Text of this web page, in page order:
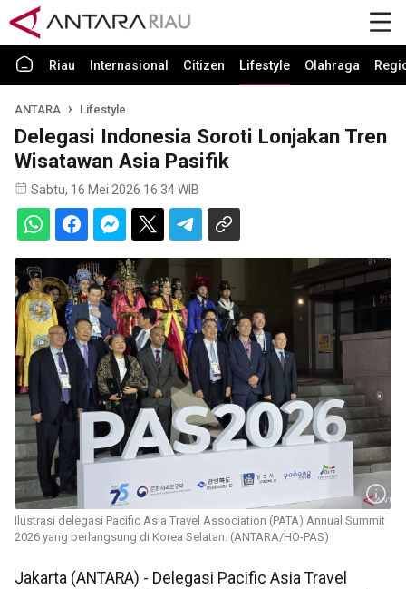
Riau Internasional Citizen Lifestyle Olahraga
ANTARA Lifestyle
Delegasi Indonesia Soroti Lonjakan Tren
Wisatawan Asia Pasifik
Sabtu, 16 Mei 2026 16:34 WIB
Ilustrasi delegasi Pacific Asia Travel Association (PATA) Annual Summit
2026 yang berlangsung di Korea Selatan. (ANTARA/HO-PAS)
Jakarta (ANTARA) - Delegasi Pacific Asia Travel